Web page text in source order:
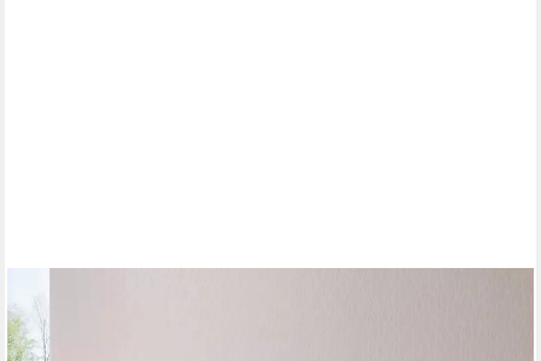
Recamiere Mayfair, freistehend, wahlweise Armlehne links oder
rechts